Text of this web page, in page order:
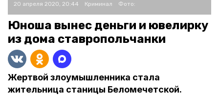
20 апреля 2020, 20:44 Криминал Фото:
Юноша вынес деньги и ювелирку
из дома ставропольчанки
Жертвой злоумышленника стала
жительница станицы Беломечетской.